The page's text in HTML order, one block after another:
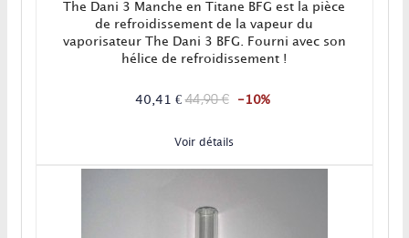
The Dani 3 Manche en Titane BFG est la pièce
de refroidissement de la vapeur du
vaporisateur The Dani 3 BFG. Fourni avec son
hélice de refroidissement !
40,41 €44,90 € -10%
Voir détails